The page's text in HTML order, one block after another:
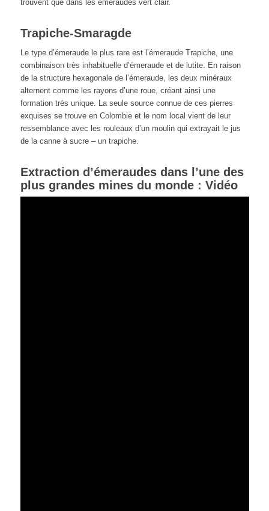
trouvent que dans les émeraudes vert clair.
Trapiche-Smaragde
Le type d’émeraude le plus rare est l’émeraude Trapiche, une
combinaison très inhabituelle d’émeraude et de lutite. En raison
de la structure hexagonale de l’émeraude, les deux minéraux
alternent comme les rayons d’une roue, créant ainsi une
formation très unique. La seule source connue de ces pierres
exquises se trouve en Colombie et le nom local vient de leur
ressemblance avec les rouleaux d’un moulin qui extrayait le jus
de la canne à sucre – un trapiche.
Extraction d’émeraudes dans l’une des
plus grandes mines du monde : Vidéo